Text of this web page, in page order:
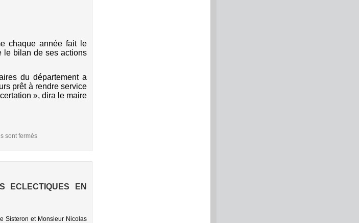
chaque année fait le
le bilan de ses actions
du département a
prêt à rendre service
», dira le maire
sont fermés
ECLECTIQUES EN
Sisteron et Monsieur Nicolas